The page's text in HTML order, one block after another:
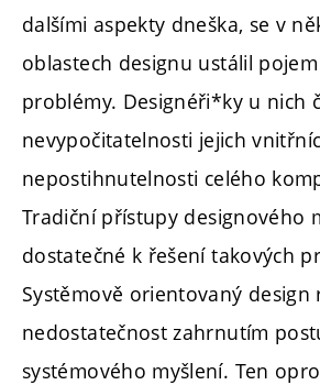
dalšími aspekty dneška, se v
oblastech designu ustálil
problémy. Designéři*ky u nich
nevypočitatelnosti jejich
nepostihnutelnosti celého
Tradiční přístupy designového
dostatečné k řešení takových
Systěmově orientovaný
nedostatečnost zahrnutím
systémového myšlení. Ten